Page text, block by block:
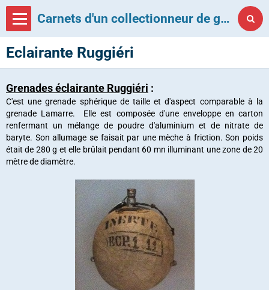
Carnets d'un collectionneur de grenades françaises
Eclairante Ruggiéri
Grenades éclairante Ruggiéri :
C'est une grenade sphérique de taille et d'aspect comparable à la
grenade Lamarre. Elle est composée d'une enveloppe en carton
renfermant un mélange de poudre d'aluminium et de nitrate de
baryte. Son allumage se faisait par une mèche à friction. Son poids
était de 280 g et elle brûlait pendant 60 mn illuminant une zone de 20
mètre de diamètre.